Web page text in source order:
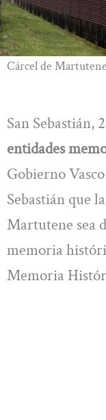
Cárcel de
San Sebastián,
entidades
Gobierno
Sebastián que
Martutene sea
memoria
Memoria